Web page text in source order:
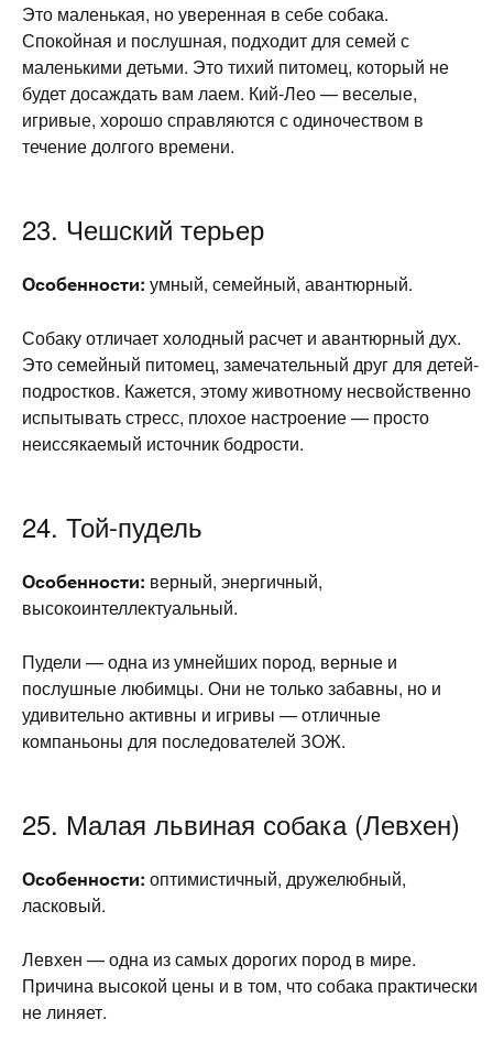
Это маленькая, но уверенная в себе собака.
Спокойная и послушная, подходит для семей с
маленькими детьми. Это тихий питомец, который не
будет досаждать вам лаем. Кий-Лео — веселые,
игривые, хорошо справляются с одиночеством в
течение долгого времени.
23. Чешский терьер
Особенности: умный, семейный, авантюрный.
Собаку отличает холодный расчет и авантюрный дух.
Это семейный питомец, замечательный друг для детей-
подростков. Кажется, этому животному несвойственно
испытывать стресс, плохое настроение — просто
неиссякаемый источник бодрости.
24. Той-пудель
Особенности: верный, энергичный,
высокоинтеллектуальный.
Пудели — одна из умнейших пород, верные и
послушные любимцы. Они не только забавны, но и
удивительно активны и игривы — отличные
компаньоны для последователей ЗОЖ.
25. Малая львиная собака (Левхен)
Особенности: оптимистичный, дружелюбный,
ласковый.
Левхен — одна из самых дорогих пород в мире.
Причина высокой цены и в том, что собака практически
не линяет.